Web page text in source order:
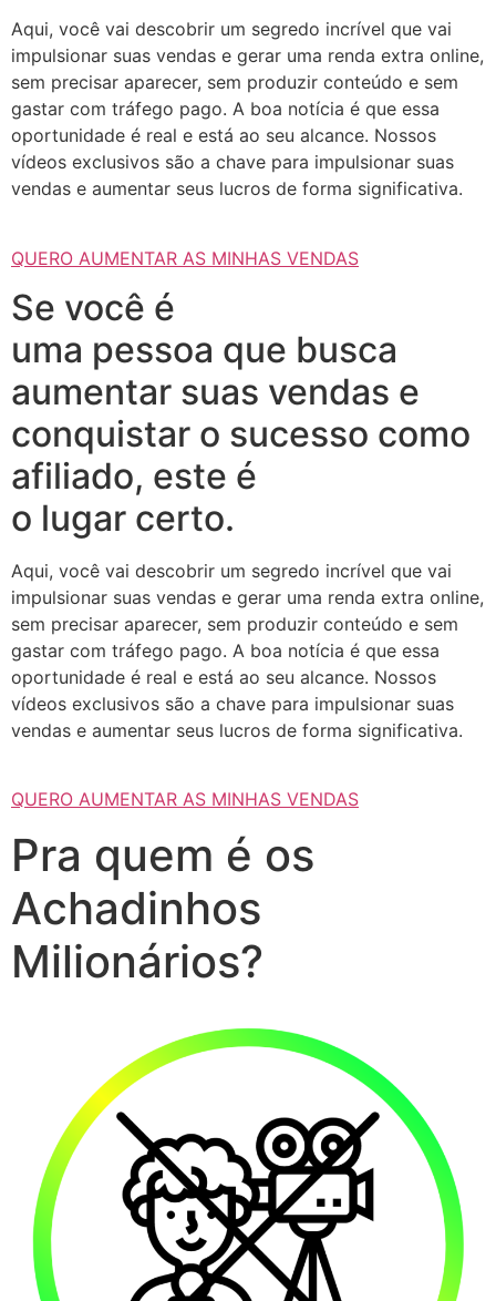
Aqui, você vai descobrir um segredo incrível que vai
impulsionar suas vendas e gerar uma renda extra online,
sem precisar aparecer, sem produzir conteúdo e sem
gastar com tráfego pago. A boa notícia é que essa
oportunidade é real e está ao seu alcance. Nossos
vídeos exclusivos são a chave para impulsionar suas
vendas e aumentar seus lucros de forma significativa.
QUERO AUMENTAR AS MINHAS VENDAS
Se você é
uma pessoa que busca
aumentar suas vendas e
conquistar o sucesso como
afiliado, este é
o lugar certo.
Aqui, você vai descobrir um segredo incrível que vai
impulsionar suas vendas e gerar uma renda extra online,
sem precisar aparecer, sem produzir conteúdo e sem
gastar com tráfego pago. A boa notícia é que essa
oportunidade é real e está ao seu alcance. Nossos
vídeos exclusivos são a chave para impulsionar suas
vendas e aumentar seus lucros de forma significativa.
QUERO AUMENTAR AS MINHAS VENDAS
Pra quem é os
Achadinhos
Milionários?